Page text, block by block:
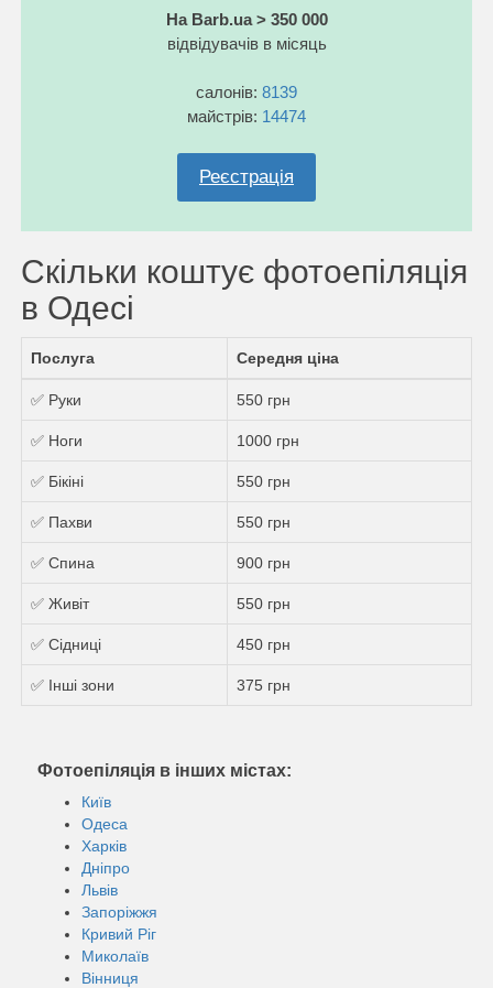
На Barb.ua > 350 000
відвідувачів в місяць
салонів: 8139
майстрів: 14474
Реєстрація
Скільки коштує фотоепіляція
в Одесі
Послуга Середня ціна
✅ Руки 550 грн
✅ Ноги 1000 грн
✅ Бікіні 550 грн
✅ Пахви 550 грн
✅ Спина 900 грн
✅ Живіт 550 грн
✅ Сідниці 450 грн
✅ Інші зони 375 грн
Фотоепіляція в інших містах:
Київ
Одеса
Харків
Дніпро
Львів
Запоріжжя
Кривий Ріг
Миколаїв
Вінниця